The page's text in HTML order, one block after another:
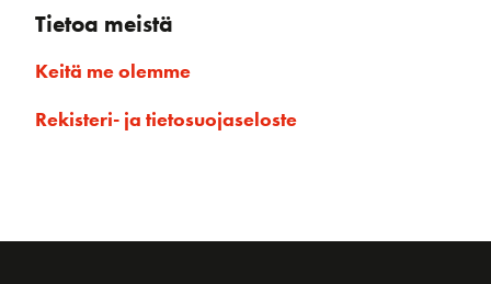
Tietoa meistä
Keitä me olemme
Rekisteri- ja tietosuojaseloste